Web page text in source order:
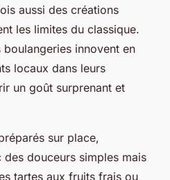
aussi des créations
les limites du classique.
innovent en
locaux dans leurs
un goût surprenant et
sur place,
des douceurs simples mais
tartes aux fruits frais ou